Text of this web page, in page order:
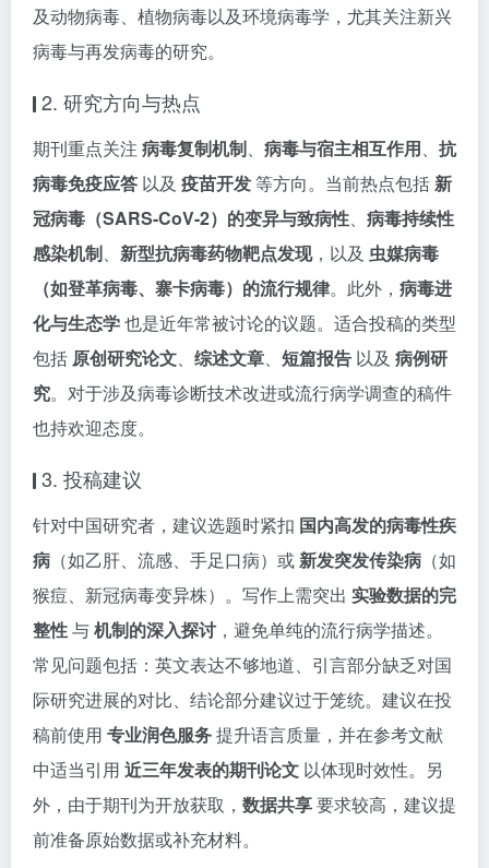
及动物病毒、植物病毒以及环境病毒学，尤其关注新兴
病毒与再发病毒的研究。
2. 研究方向与热点
期刊重点关注 病毒复制机制、 病毒与宿主相互作用、 抗
病毒免疫应答 以及 疫苗开发 等方向。当前热点包括新
冠病毒（SARS-CoV-2）的变异与致病性、 病毒持续性
感染机制、 新型抗病毒药物靶点发现，以及 虫媒病毒
（如登革病毒、寨卡病毒）的流行规律。此外， 病毒进
化与生态学也是近年常被讨论的议题。适合投稿的类型
包括 原创研究论文、 综述文章、 短篇报告 以及 病例研
究。对于涉及病毒诊断技术改进或流行病学调查的稿件
也持欢迎态度。
3. 投稿建议
针对中国研究者，建议选题时紧扣 国内高发的病毒性疾
病 （如乙肝、流感、手足口病）或新发突发传染病 （如
猴痘、新冠病毒变异株）。写作上需突出 实验数据的完
整性与机制的深入探讨 ，避免单纯的流行病学描述。
常见问题包括：英文表达不够地道、引言部分缺乏对国
际研究进展的对比、结论部分建议过于笼统。建议在投
稿前使用 专业润色服务提升语言质量，并在参考文献
中适当引用 近三年发表的期刊论文 以体现时效性。另
外，由于期刊为开放获取， 数据共享要求较高，建议提
前准备原始数据或补充材料。